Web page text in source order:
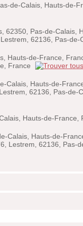
de-Calais, Hauts-de-
62350, Pas-de-Calais,
62136, Pas-
Hauts-de-France,
France
Calais, Hauts-de-
62136, Pas-de-
Hauts-de-France,
Calais, Hauts-de-
Lestrem, 62136, Pas-